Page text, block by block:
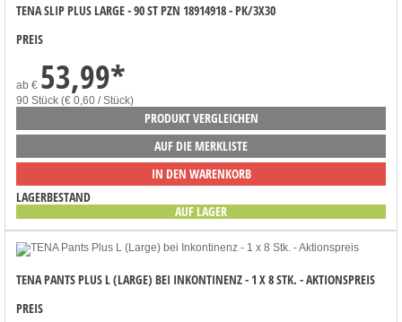
TENA SLIP PLUS LARGE - 90 ST PZN 18914918 - PK/3X30
PREIS
ab € 53,99*
90 Stück (€ 0,60 / Stück)
PRODUKT VERGLEICHEN
AUF DIE MERKLISTE
IN DEN WARENKORB
LAGERBESTAND
AUF LAGER
TENA PANTS PLUS L (LARGE) BEI INKONTINENZ - 1 X 8 STK. - AKTIONSPREIS
PREIS